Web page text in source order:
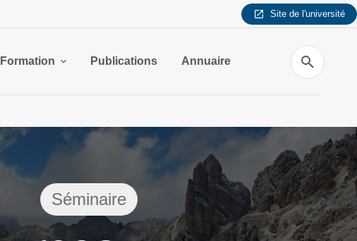
Site de l'université
Formation Publications Annuaire
Recherche
Séminaire